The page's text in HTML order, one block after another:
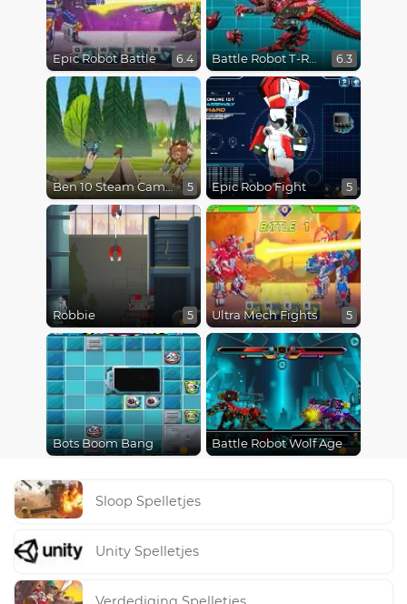
Epic Robot Battle 6.4 Battle Robot T-Rex Age 6.3
Ben 10 Steam Camp 5 Epic Robo Fight 5
Robbie 5 Ultra Mech Fights 5
Bots Boom Bang Battle Robot Wolf Age
Sloop Spelletjes
Unity Spelletjes